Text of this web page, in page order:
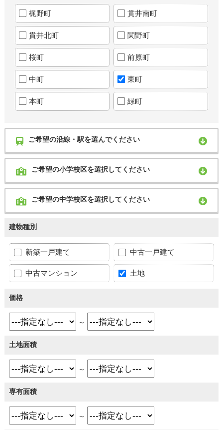
梶野町 貫井南町
貫井北町 関野町
桜町 前原町
中町 東町
本町 緑町
ご希望の沿線・駅を選んでください
ご希望の小学校区を選択してください
ご希望の中学校区を選択してください
建物種別
新築一戸建て 中古一戸建て
中古マンション 土地
価格
～
土地面積
～
専有面積
～